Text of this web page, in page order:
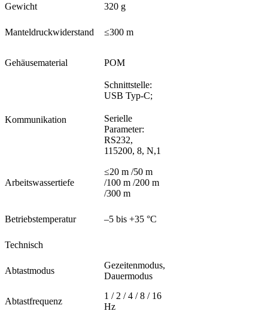
Gewicht 320 g
Manteldruckwiderstand ≤300 m
Gehäusematerial POM
Kommunikation
Schnittstelle:
USB Typ-C;
Serielle
Parameter:
RS232,
115200, 8, N,1
Arbeitswassertiefe
≤20 m /50 m
/100 m /200 m
/300 m
Betriebstemperatur –5 bis +35 °C
Technisch
Abtastmodus
Gezeitenmodus,
Dauermodus
Abtastfrequenz
1 / 2 / 4 / 8 / 16
Hz